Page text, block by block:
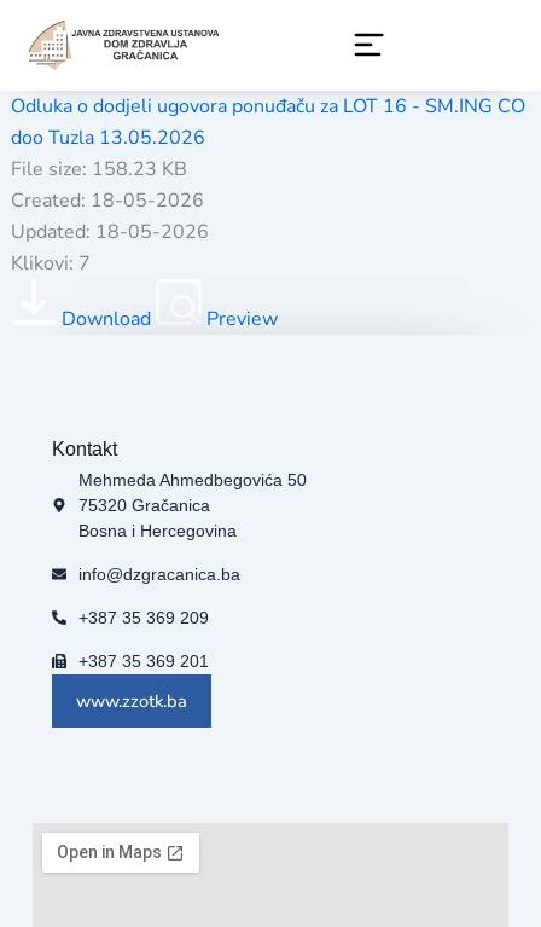
content
Odluka o dodjeli ugovora ponuđaču za LOT 16 - SM.ING CO
doo Tuzla 13.05.2026
File size: 158.23 KB
Created: 18-05-2026
Updated: 18-05-2026
Klikovi: 7
Download Preview
Kontakt
Mehmeda Ahmedbegovića 50
75320 Gračanica
Bosna i Hercegovina
info@dzgracanica.ba
+387 35 369 209
+387 35 369 201
www.zzotk.ba